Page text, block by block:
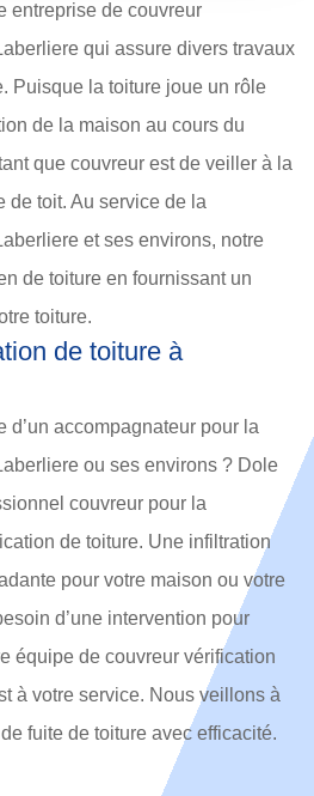
entreprise de couvreur
qui assure divers travaux
Puisque la toiture joue un rôle
de la maison au cours du
que couvreur est de veiller à la
de toit. Au service de la
et ses environs, notre
de toiture en fournissant un
toiture.
de toiture à
d’un accompagnateur pour la
ou ses environs ? Dole
couvreur pour la
de toiture. Une infiltration
pour votre maison ou votre
d’une intervention pour
équipe de couvreur vérification
à votre service. Nous veillons à
fuite de toiture avec efficacité.